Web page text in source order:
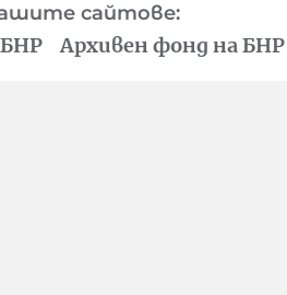
сайтове:
Архивен фонд на БНР